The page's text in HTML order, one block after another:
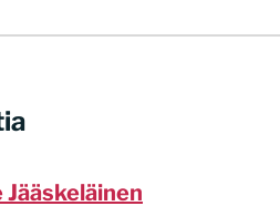
Jääskeläinen